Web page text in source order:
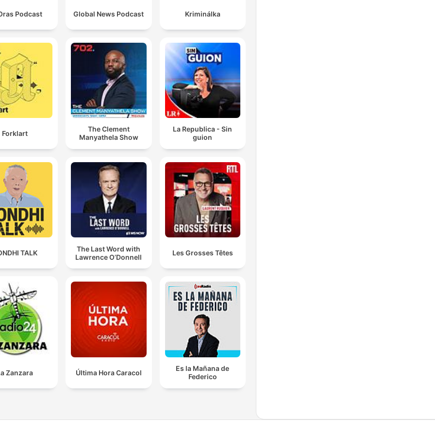
Podcast Global News Podcast Kriminálka
Forklart
The Clement
Manyathela Show
La Republica - Sin
guion
TALK
The Last Word with
Lawrence O’Donnell
Les Grosses Têtes
Zanzara Última Hora Caracol
Es la Mañana de
Federico